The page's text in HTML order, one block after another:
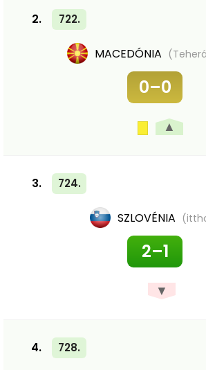
2. 722.
MACEDÓNIA
0–0
▲
3. 724.
SZLOVÉNIA
2–1
▼
4. 728.